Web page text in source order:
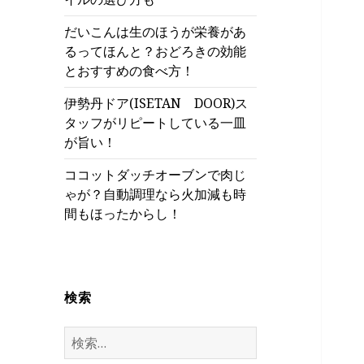
だいこんは生のほうが栄養があ
るってほんと？おどろきの効能
とおすすめの食べ方！
伊勢丹ドア(ISETAN DOOR)ス
タッフがリピートしている一皿
が旨い！
ココットダッチオーブンで肉じ
ゃが？自動調理なら火加減も時
間もほったからし！
検索
検
索: